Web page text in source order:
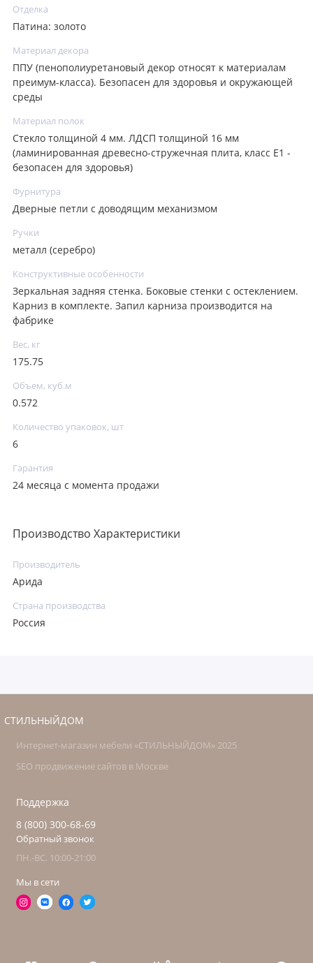
Отделка
Патина: золото
Материал декора
ППУ (пенополиуретановый декор относят к материалам
преимум-класса). Безопасен для здоровья и окружающей
среды
Материал полок
Стекло толщиной 4 мм. ЛДСП толщиной 16 мм
(ламинированная древесно-стружечная плита, класс E1 -
безопасен для здоровья)
Фурнитура
Дверные петли с доводящим механизмом
Ручки
металл (серебро)
Конструктивные особенности
Зеркальная задняя стенка. Боковые стенки с остеклением.
Карниз в комплекте. Запил карниза производится на
фабрике
Вес, кг
175.75
Объем, куб.м
0.572
Количество упаковок, шт
6
Гарантия
24 месяца с момента продажи
Производство Характеристики
Производитель
Арида
Страна производства
Россия
СТИЛЬНЫЙДОМ
Интернет-магазин мебели «СТИЛЬНЫЙДОМ» 2025
SEO продвижение сайтов в Москве
Поддержка
8 (800) 300-68-69
Обратный звонок
ПН.-ВС. 10:00-21:00
Мы в сети